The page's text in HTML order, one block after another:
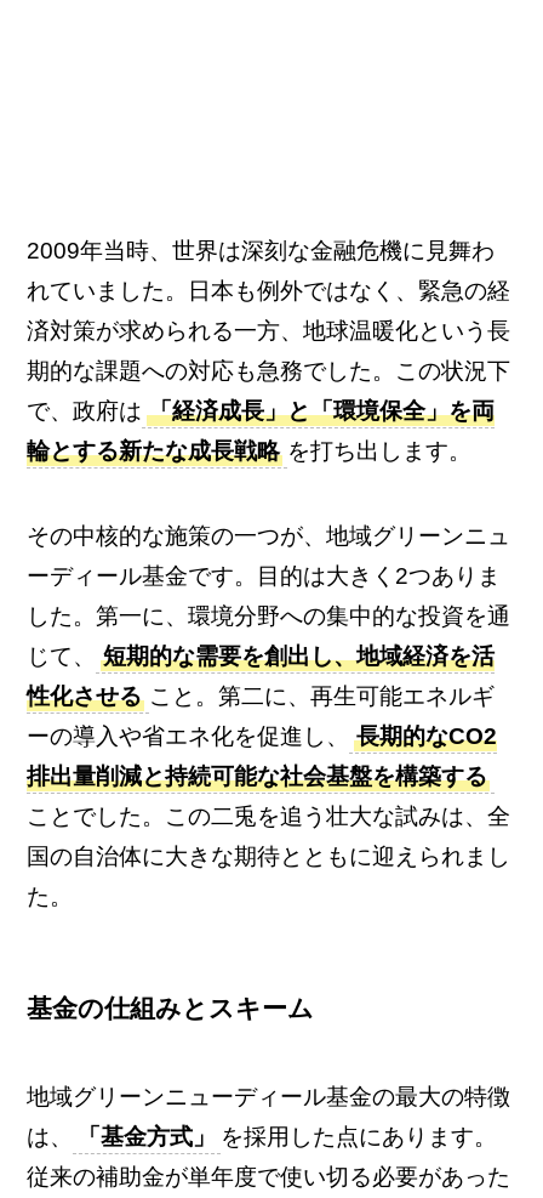
2009年当時、世界は深刻な金融危機に見舞わ
れていました。日本も例外ではなく、緊急の経
済対策が求められる一方、地球温暖化という長
期的な課題への対応も急務でした。この状況下
で、政府は 「経済成長」と「環境保全」を両
輪とする新たな成長戦略 を打ち出します。
その中核的な施策の一つが、地域グリーンニュ
ーディール基金です。目的は大きく2つありま
した。第一に、環境分野への集中的な投資を通
じて、
短期的な需要を創出し、地域経済を活
性化させる こと。第二に、再生可能エネルギ
ーの導入や省エネ化を促進し、
長期的なCO2
排出量削減と持続可能な社会基盤を構築する
ことでした。この二兎を追う壮大な試みは、全
国の自治体に大きな期待とともに迎えられまし
た。
基金の仕組みとスキーム
地域グリーンニューディール基金の最大の特徴
は、
「基金方式」
を採用した点にあります。
従来の補助金が単年度で使い切る必要があった